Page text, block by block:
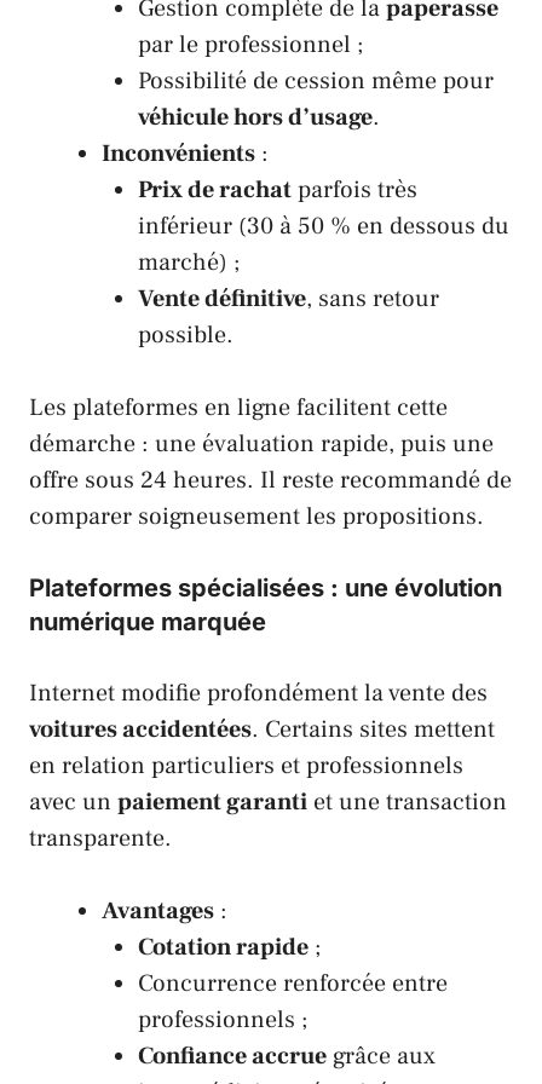
Gestion complète de lapaperasse
par le professionnel ;
Possibilité de cession même pour
véhicule hors d’usage.
Inconvénients :
Prix de rachatparfois très
inférieur (30 à 50 % en dessous du
marché) ;
Vente définitive, sans retour
possible.
Les plateformes en ligne facilitent cette
démarche : une évaluation rapide, puis une
offre sous 24 heures. Il reste recommandé de
comparer soigneusement les propositions.
Plateformes spécialisées : une évolution
numérique marquée
Internet modifie profondément la vente des
voitures accidentées. Certains sites mettent
en relation particuliers et professionnels
avec un paiement garanti et une transaction
transparente.
Avantages :
Cotation rapide ;
Concurrence renforcée entre
professionnels ;
Confiance accrue grâce aux